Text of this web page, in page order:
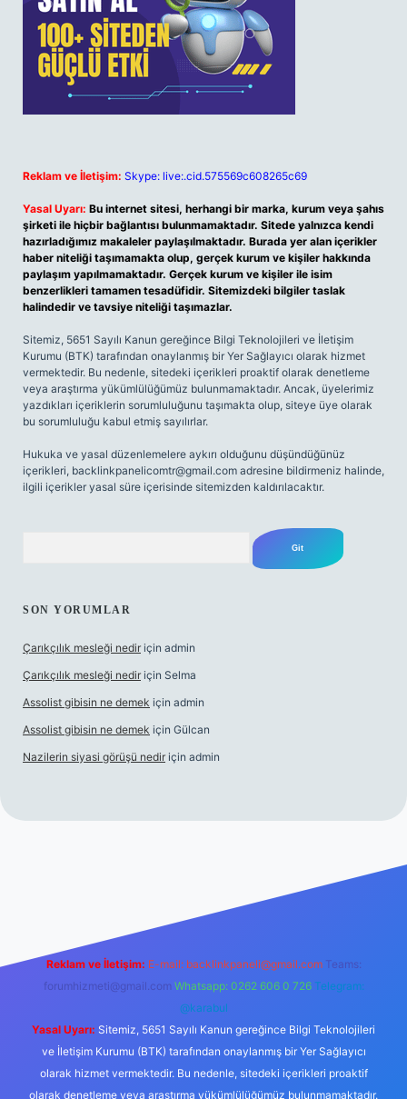
Reklam ve İletişim: Skype: live:.cid.575569c608265c69
Yasal Uyarı: Bu internet sitesi, herhangi bir marka, kurum veya şahıs
şirketi ile hiçbir bağlantısı bulunmamaktadır. Sitede yalnızca kendi
hazırladığımız makaleler paylaşılmaktadır. Burada yer alan içerikler
haber niteliği taşımamakta olup, gerçek kurum ve kişiler hakkında
paylaşım yapılmamaktadır. Gerçek kurum ve kişiler ile isim
benzerlikleri tamamen tesadüfidir. Sitemizdeki bilgiler taslak
halindedir ve tavsiye niteliği taşımazlar.
Sitemiz, 5651 Sayılı Kanun gereğince Bilgi Teknolojileri ve İletişim
Kurumu (BTK) tarafından onaylanmış bir Yer Sağlayıcı olarak hizmet
vermektedir. Bu nedenle, sitedeki içerikleri proaktif olarak denetleme
veya araştırma yükümlülüğümüz bulunmamaktadır. Ancak, üyelerimiz
yazdıkları içeriklerin sorumluluğunu taşımakta olup, siteye üye olarak
bu sorumluluğu kabul etmiş sayılırlar.
Hukuka ve yasal düzenlemelere aykırı olduğunu düşündüğünüz
içerikleri, backlinkpanelicomtr@gmail.com adresine bildirmeniz halinde,
ilgili içerikler yasal süre içerisinde sitemizden kaldırılacaktır.
SON YORUMLAR
Çarıkçılık mesleği nedir için admin
Çarıkçılık mesleği nedir için Selma
Assolist gibisin ne demek için admin
Assolist gibisin ne demek için Gülcan
Nazilerin siyasi görüşü nedir için admin
Reklam ve İletişim: E-mail: backlinkpaneli@gmail.com Teams:
forumhizmeti@gmail.com Whatsapp: 0262 606 0 726 Telegram:
@karabul
Yasal Uyarı: Sitemiz, 5651 Sayılı Kanun gereğince Bilgi Teknolojileri
ve İletişim Kurumu (BTK) tarafından onaylanmış bir Yer Sağlayıcı
olarak hizmet vermektedir. Bu nedenle, sitedeki içerikleri proaktif
olarak denetleme veya araştırma yükümlülüğümüz bulunmamaktadır.